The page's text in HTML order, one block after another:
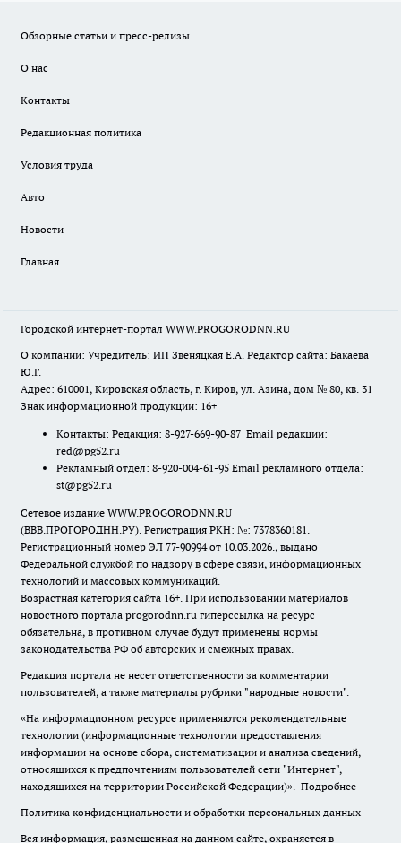
Обзорные статьи и пресс-релизы
О нас
Контакты
Редакционная политика
Условия труда
Авто
Новости
Главная
Городской интернет-портал WWW.PROGORODNN.RU
О компании: Учредитель: ИП Звеняцкая Е.А. Редактор сайта: Бакаева
Ю.Г.
Адрес: 610001, Кировская область, г. Киров, ул. Азина, дом № 80, кв. 31
Знак информационной продукции: 16+
Контакты: Редакция: 8-927-669-90-87 Email редакции:
red@pg52.ru
Рекламный отдел: 8-920-004-61-95 Email рекламного отдела:
st@pg52.ru
Сетевое издание WWW.PROGORODNN.RU
(ВВВ.ПРОГОРОДНН.РУ). Регистрация РКН: №: 7378360181.
Регистрационный номер ЭЛ 77-90994 от 10.03.2026., выдано
Федеральной службой по надзору в сфере связи, информационных
технологий и массовых коммуникаций.
Возрастная категория сайта 16+. При использовании материалов
новостного портала progorodnn.ru гиперссылка на ресурс
обязательна, в противном случае будут применены нормы
законодательства РФ об авторских и смежных правах.
Редакция портала не несет ответственности за комментарии
пользователей, а также материалы рубрики "народные новости".
«На информационном ресурсе применяются рекомендательные
технологии (информационные технологии предоставления
информации на основе сбора, систематизации и анализа сведений,
относящихся к предпочтениям пользователей сети "Интернет",
находящихся на территории Российской Федерации)». Подробнее
Политика конфиденциальности и обработки персональных данных
Вся информация, размещенная на данном сайте, охраняется в